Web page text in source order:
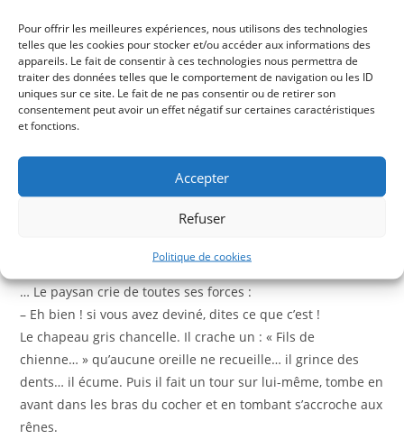
Pour offrir les meilleures expériences, nous utilisons des technologies
telles que les cookies pour stocker et/ou accéder aux informations des
appareils. Le fait de consentir à ces technologies nous permettra de
traiter des données telles que le comportement de navigation ou les ID
uniques sur ce site. Le fait de ne pas consentir ou de retirer son
consentement peut avoir un effet négatif sur certaines caractéristiques
et fonctions.
Accepter
Refuser
Politique de cookies
Henri
Ghéon,
Les
jeux
de
du
DESCRIPTION
INFORMATIONS COMPLÉMENTAIRES
AVIS (0)
… Le paysan crie de toutes ses forces :
– Eh bien ! si vous avez deviné, dites ce que c’est !
Le chapeau gris chancelle. Il crache un : « Fils de
chienne… » qu’aucune oreille ne recueille… il grince des
dents… il écume. Puis il fait un tour sur lui-même, tombe en
avant dans les bras du cocher et en tombant s’accroche aux
rênes.